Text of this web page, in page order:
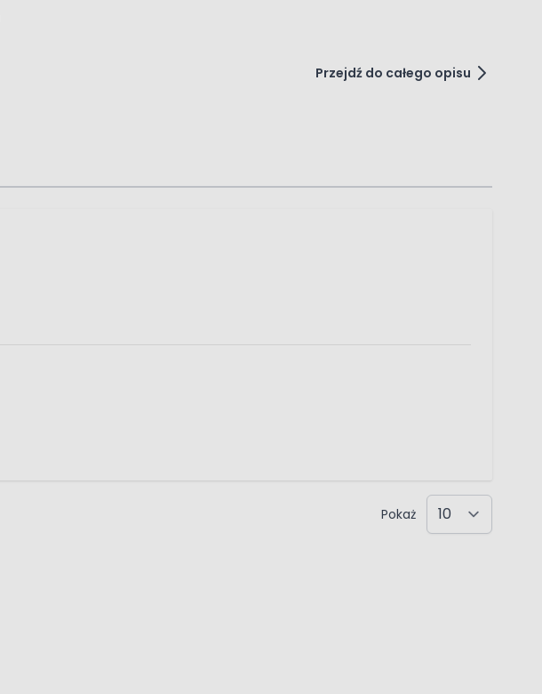
Przejdź do całego opisu
Pokaż